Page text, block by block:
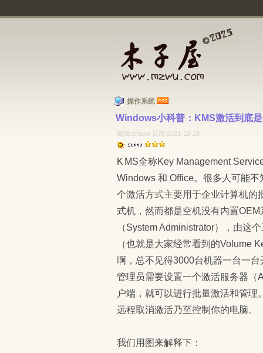
操作系统
Windows小科普：KMS激活到底
编辑:dnawo 日期:2021-12-28
KMS全称Key Management Service，也就是密钥管理系统，用于在线激活 VOL 版本的
Windows 和 Office。很多人可能
个激活方式主要用于企业计算机的
式机，然而都是空机没有内置
（System Administrator），由这
（也就是大家经常看到的Volume
啊，总不见得3000台机器一台一
管理员需要设置一个激活服务器（
户端，就可以进行批量激活和管
远程取消激活乃至控制你的电脑。
我们用图来解释下：